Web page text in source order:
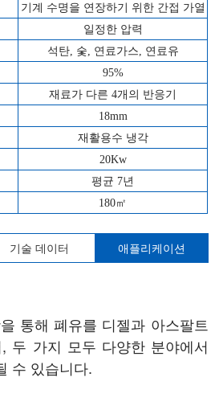
기계 수명을 연장하기 위한 간접 가열
일정한 압력
석탄, 숯, 연료가스, 연료유
95%
재료가 다른 4개의 반응기
18mm
재활용수 냉각
20Kw
평균 7년
180㎡
기술 데이터 애플리케이션
통해 폐유를 디젤과 아스팔트
두 가지 모두 다양한 분야에서
수 있습니다.